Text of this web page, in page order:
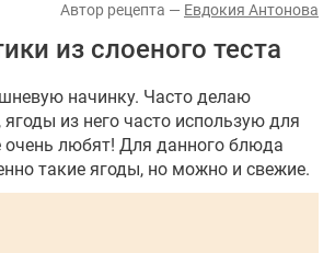
Евдокия Антонова
из слоеного теста
начинку. Часто делаю
из него часто использую для
очень любят! Для данного блюда
такие ягоды, но можно и свежие.